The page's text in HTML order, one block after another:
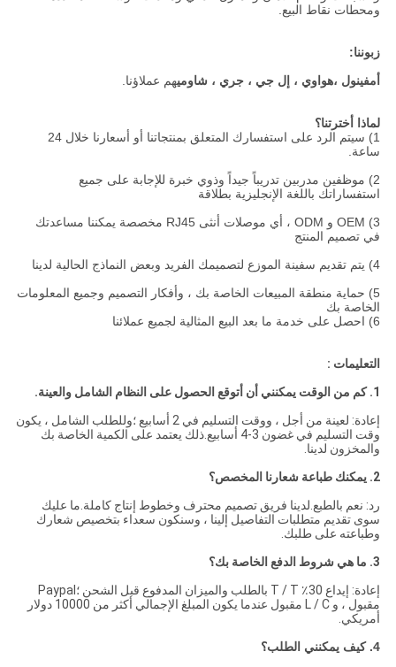
ومحطات نقاط البيع.
زبوننا:
أمفينول ،هواوي ، إل جي ، جري ، شاوميهم عملاؤنا.
لماذا أخترتنا؟
1) سيتم الرد على استفسارك المتعلق بمنتجاتنا أو أسعارنا خلال 24
ساعة.
2) موظفين مدربين تدريباً جيداً وذوي خبرة للإجابة على جميع
استفساراتك باللغة الإنجليزية بطلاقة
3) OEM و ODM ، أي موصلات أنثى RJ45 مخصصة يمكننا مساعدتك
في تصميم المنتج
4) يتم تقديم سفينة الموزع لتصميمك الفريد وبعض النماذج الحالية لدينا
5) حماية منطقة المبيعات الخاصة بك ، وأفكار التصميم وجميع المعلومات
الخاصة بك
6) احصل على خدمة ما بعد البيع المثالية لجميع عملائنا
التعليمات :
1. كم من الوقت يمكنني أن أتوقع الحصول على النظام الشامل والعينة.
إعادة: لعينة من أجل ، ووقت التسليم في 2 أسابيع ؛وللطلب الشامل ، يكون
وقت التسليم في غضون 3-4 أسابيع.ذلك يعتمد على الكمية الخاصة بك
والمخزون لدينا.
2. يمكنك طباعة شعارنا المخصص؟
رد: نعم بالطبع.لدينا فريق تصميم محترف وخطوط إنتاج كاملة.ما عليك
سوى تقديم متطلبات التفاصيل إلينا ، وسنكون سعداء بتخصيص شعارك
وطباعته على طلبك.
3. ما هي شروط الدفع الخاصة بك؟
إعادة: إيداع 30٪ T / T بالطلب والميزان المدفوع قبل الشحن ؛Paypal
مقبول ، و L / C مقبول عندما يكون المبلغ الإجمالي أكثر من 10000 دولار
أمريكي.
4. كيف يمكنني الطلب؟